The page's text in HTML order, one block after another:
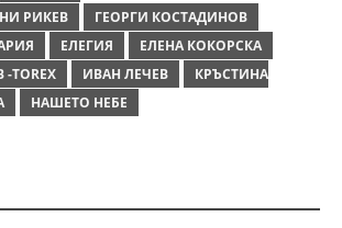
РИКЕВ
ГЕОРГИ КОСТАДИНОВ
ЕЛЕГИЯ
ЕЛЕНА КОКОРСКА
ИВАН ЛЕЧЕВ
КРЪСТИНА
НАШЕТО НЕБЕ